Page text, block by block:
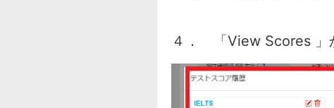
４． 「View Scores 」